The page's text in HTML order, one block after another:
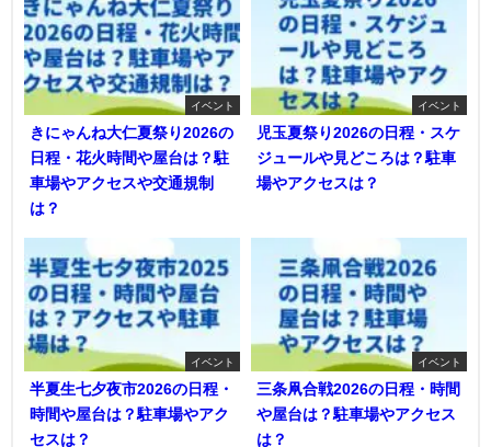
イベント
きにゃんね大仁夏祭り2026の
日程・花火時間や屋台は？駐
車場やアクセスや交通規制
は？
イベント
児玉夏祭り2026の日程・スケ
ジュールや見どころは？駐車
場やアクセスは？
イベント
半夏生七夕夜市2026の日程・
時間や屋台は？駐車場やアク
セスは？
イベント
三条凧合戦2026の日程・時間
や屋台は？駐車場やアクセス
は？